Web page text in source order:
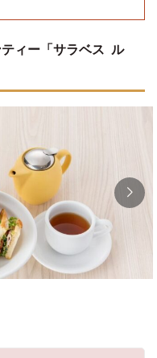
ティー「サラベス ル